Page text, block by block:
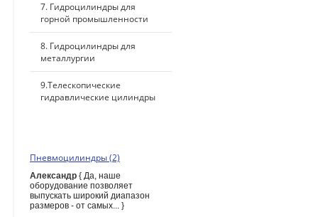
7. Гидроцилиндры для
горной промышленности
8. Гидроцилиндры для
металлургии
9.Телескопические
гидравлические цилиндры
Пневмоцилиндры (2)
Александр { Да, наше
оборудование позволяет
выпускать широкий диапазон
размеров - от самых... }